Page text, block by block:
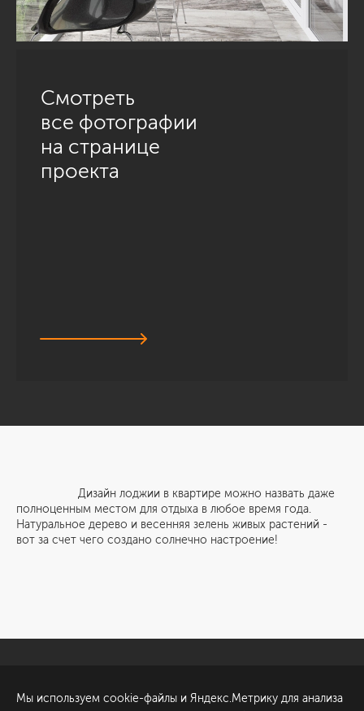
Смотреть
все фотографии
на странице
проекта
Дизайн лоджии в квартире можно назвать даже
полноценным местом для отдыха в любое время года.
Натуральное дерево и весенняя зелень живых растений -
вот за счет чего создано солнечно настроение!
Обсудить проект
ул. Академика Павлова, 6
Мы используем cookie-файлы и Яндекс.Метрику для анализа